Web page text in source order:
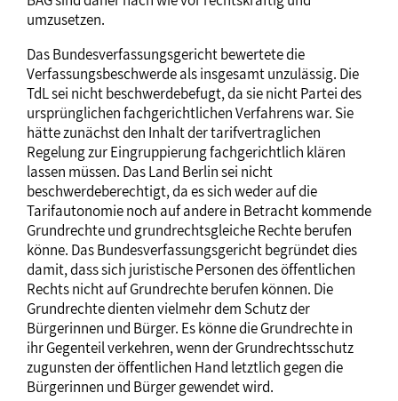
umzusetzen.
Das Bundesverfassungsgericht bewertete die
Verfassungsbeschwerde als insgesamt unzulässig. Die
TdL sei nicht beschwerdebefugt, da sie nicht Partei des
ursprünglichen fachgerichtlichen Verfahrens war. Sie
hätte zunächst den Inhalt der tarifvertraglichen
Regelung zur Eingruppierung fachgerichtlich klären
lassen müssen. Das Land Berlin sei nicht
beschwerdeberechtigt, da es sich weder auf die
Tarifautonomie noch auf andere in Betracht kommende
Grundrechte und grundrechtsgleiche Rechte berufen
könne. Das Bundesverfassungsgericht begründet dies
damit, dass sich juristische Personen des öffentlichen
Rechts nicht auf Grundrechte berufen können. Die
Grundrechte dienten vielmehr dem Schutz der
Bürgerinnen und Bürger. Es könne die Grundrechte in
ihr Gegenteil verkehren, wenn der Grundrechtsschutz
zugunsten der öffentlichen Hand letztlich gegen die
Bürgerinnen und Bürger gewendet wird.